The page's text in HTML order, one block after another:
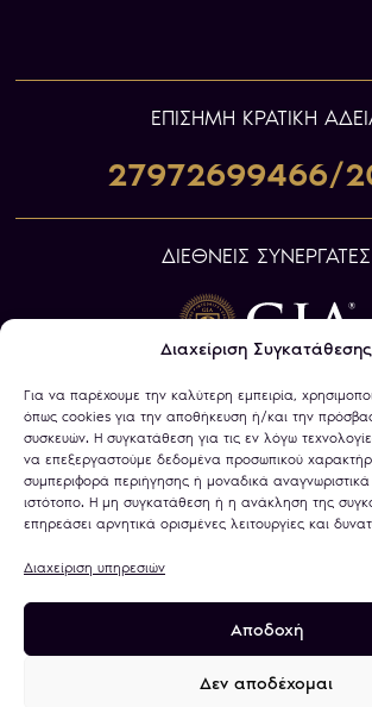
Διαχείριση Συγκατάθεσης
Για να παρέχουμε την καλύτερη εμπειρία,
όπως cookies για την αποθήκευση ή/και την
συσκευών. Η συγκατάθεση για τις εν λόγω
να επεξεργαστούμε δεδομένα προσωπικού
συμπεριφορά περιήγησης ή μοναδικά
ιστότοπο. Η μη συγκατάθεση ή η ανάκληση της
επηρεάσει αρνητικά ορισμένες λειτουργίες και
Διαχείριση υπηρεσιών
Αποδοχή
Δεν αποδέχομαι
ΕΠIΣΗΜΗ ΚΡΑΤΙΚΗ
27972699466/
ΔΙΕΘΝΕΙΣ ΣΥΝΕΡΓΑΤΕΣ
Πολιτική Απορρήτου
Όροι
Χρήση Cookies
Τραπεζικοί